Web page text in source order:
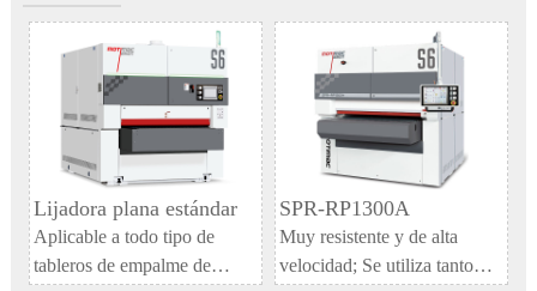
Lijadora plana estándar
Aplicable a todo tipo de
tableros de empalme de
SPR-RP1300A
Muy resistente y de alta
velocidad; Se utiliza tanto